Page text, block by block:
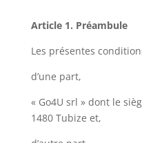
Article 1. Préambule
Les présentes
d’une part,
« Go4U srl » dont le
1480 Tubize et,